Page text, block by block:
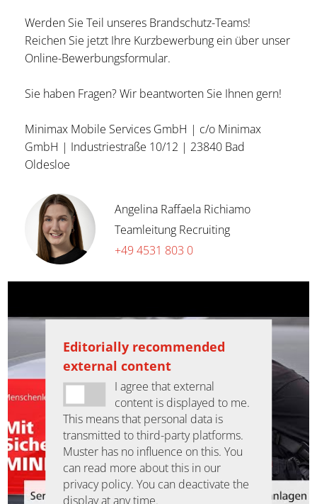
Werden Sie Teil unseres Brandschutz-Teams!
Reichen Sie jetzt Ihre Kurzbewerbung ein über unser
Online-Bewerbungsformular.
Sie haben Fragen? Wir beantworten Sie Ihnen gern!
Minimax Mobile Services GmbH | c/o Minimax
GmbH | Industriestraße 10/12 | 23840 Bad
Oldesloe
Angelina Raffaela Richiamo
Teamleitung Recruiting
+49 4531 803 0
Editorially recommended
external content
I agree that external
content is displayed to me.
This means that personal data is
transmitted to third-party platforms.
Muster has no influence on this. You
can read more about this in our
privacy policy. You can deactivate the
display at any time.